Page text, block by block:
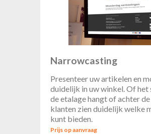
Narrowcasting
Presenteer uw artikelen en
duidelijk in uw winkel. Of het
de etalage hangt of achter
klanten zien duidelijk welke
kunt bieden.
Prijs op aanvraag